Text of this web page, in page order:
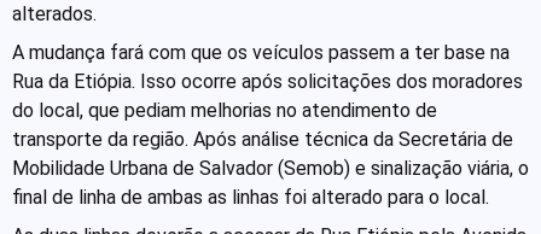
alterados.
A mudança fará com que os veículos passem a ter base na
Rua da Etiópia. Isso ocorre após solicitações dos moradores
do local, que pediam melhorias no atendimento de
transporte da região. Após análise técnica da Secretária de
Mobilidade Urbana de Salvador (Semob) e sinalização viária, o
final de linha de ambas as linhas foi alterado para o local.